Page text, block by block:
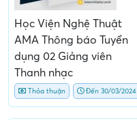
Học Viện Nghệ Thuật
AMA Thông báo Tuyển
dụng 02 Giảng viên
Thanh nhạc
Thỏa thuận Đến 30/03/2024